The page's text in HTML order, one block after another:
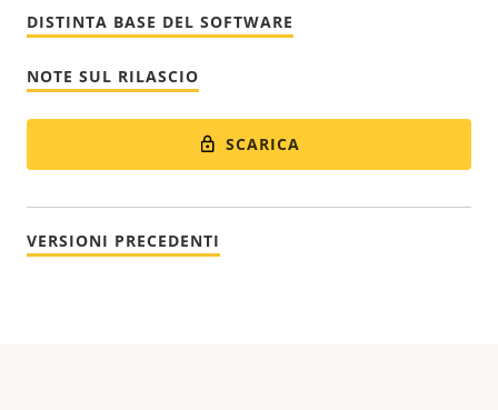
DISTINTA BASE DEL SOFTWARE
NOTE SUL RILASCIO
SCARICA
VERSIONI PRECEDENTI